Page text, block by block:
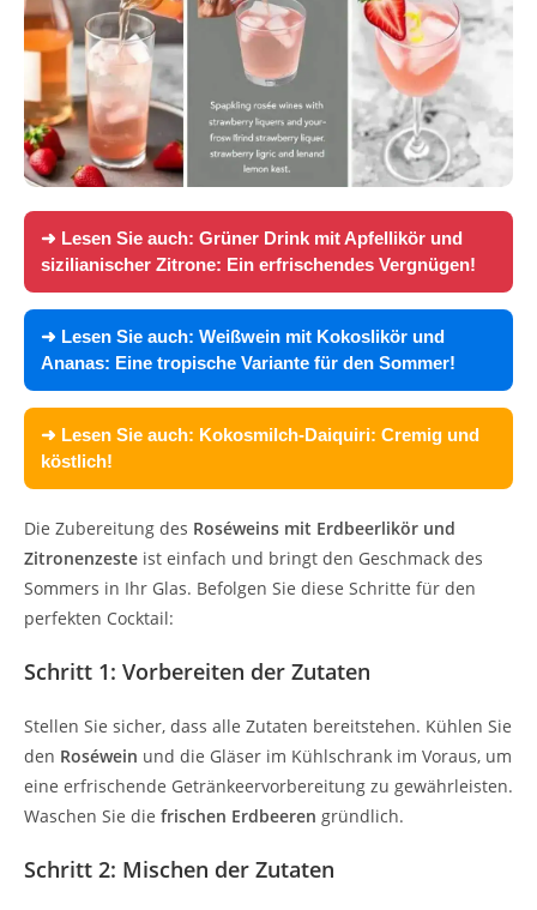
➜ Lesen Sie auch: Grüner Drink mit Apfellikör und
sizilianischer Zitrone: Ein erfrischendes Vergnügen!
➜ Lesen Sie auch: Weißwein mit Kokoslikör und
Ananas: Eine tropische Variante für den Sommer!
➜ Lesen Sie auch: Kokosmilch-Daiquiri: Cremig und
köstlich!
Die Zubereitung des Roséweins mit Erdbeerlikör und
Zitronenzeste ist einfach und bringt den Geschmack des
Sommers in Ihr Glas. Befolgen Sie diese Schritte für den
perfekten Cocktail:
Schritt 1: Vorbereiten der Zutaten
Stellen Sie sicher, dass alle Zutaten bereitstehen. Kühlen Sie
den Roséwein und die Gläser im Kühlschrank im Voraus, um
eine erfrischende Getränkeervorbereitung zu gewährleisten.
Waschen Sie die frischen Erdbeeren gründlich.
Schritt 2: Mischen der Zutaten